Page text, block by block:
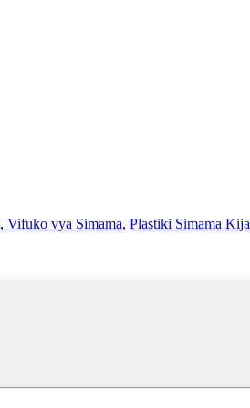
, Vifuko vya Simama, Plastiki Simama